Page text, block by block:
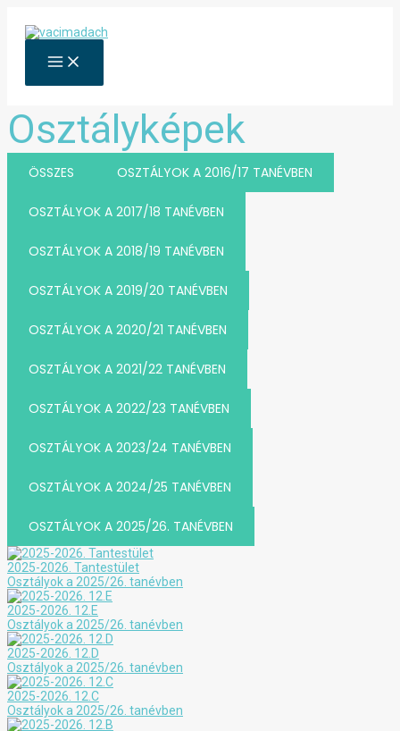
content
MAIN
MENU
Osztályképek
ÖSSZES OSZTÁLYOK A 2016/17 TANÉVBEN
OSZTÁLYOK A 2017/18 TANÉVBEN
OSZTÁLYOK A 2018/19 TANÉVBEN
OSZTÁLYOK A 2019/20 TANÉVBEN
OSZTÁLYOK A 2020/21 TANÉVBEN
OSZTÁLYOK A 2021/22 TANÉVBEN
OSZTÁLYOK A 2022/23 TANÉVBEN
OSZTÁLYOK A 2023/24 TANÉVBEN
OSZTÁLYOK A 2024/25 TANÉVBEN
OSZTÁLYOK A 2025/26. TANÉVBEN
2025-2026. Tantestület
Osztályok a 2025/26. tanévben
2025-2026. 12.E
Osztályok a 2025/26. tanévben
2025-2026. 12.D
Osztályok a 2025/26. tanévben
2025-2026. 12.C
Osztályok a 2025/26. tanévben